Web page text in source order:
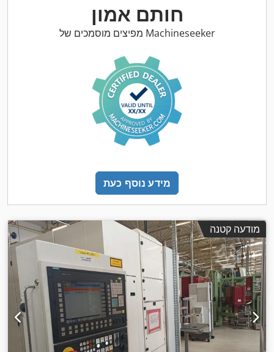
חותם אמון
מפיצים מוסמכים של Machineseeker
מידע נוסף כעת
מודעה קטנה